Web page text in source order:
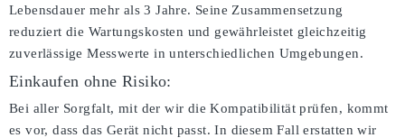
Lebensdauer mehr als 3 Jahre. Seine Zusammensetzung
reduziert die Wartungskosten und gewährleistet gleichzeitig
zuverlässige Messwerte in unterschiedlichen Umgebungen.
Einkaufen ohne Risiko:
Bei aller Sorgfalt, mit der wir die Kompatibilität prüfen, kommt
es vor, dass das Gerät nicht passt. In diesem Fall erstatten wir